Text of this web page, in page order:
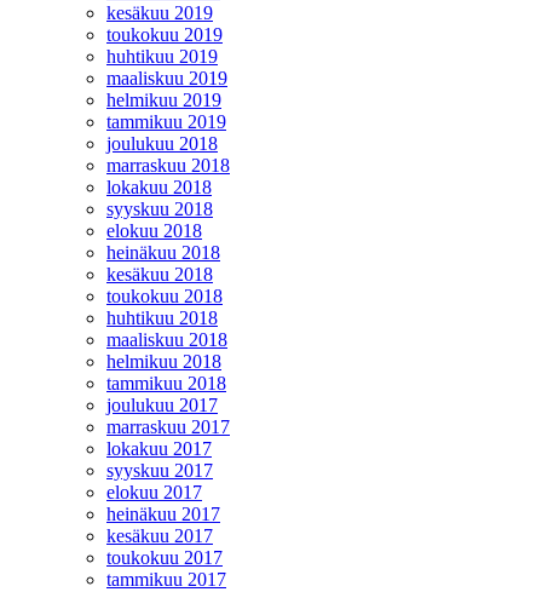
kesäkuu 2019
toukokuu 2019
huhtikuu 2019
maaliskuu 2019
helmikuu 2019
tammikuu 2019
joulukuu 2018
marraskuu 2018
lokakuu 2018
syyskuu 2018
elokuu 2018
heinäkuu 2018
kesäkuu 2018
toukokuu 2018
huhtikuu 2018
maaliskuu 2018
helmikuu 2018
tammikuu 2018
joulukuu 2017
marraskuu 2017
lokakuu 2017
syyskuu 2017
elokuu 2017
heinäkuu 2017
kesäkuu 2017
toukokuu 2017
tammikuu 2017